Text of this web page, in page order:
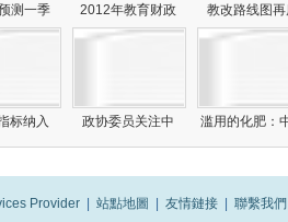
测一季 2012年教育财政 教改路线图
标纳入 政协委员关注中 滥用的化肥：
Provider 站點地圖 友情鏈接 聯繫我們